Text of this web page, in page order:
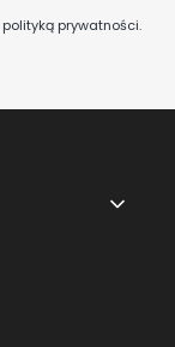
polityką prywatności.